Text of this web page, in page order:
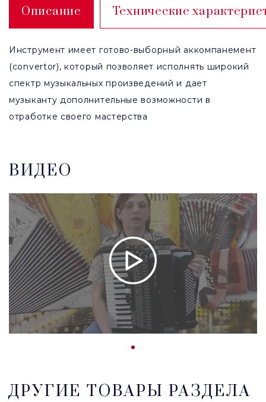
Описание Технические
Инструмент имеет готово-выборный аккомпанемент
(convertor), который позволяет исполнять широкий
спектр музыкальных произведений и дает
музыканту дополнительные возможности в
отработке своего мастерства
ВИДЕО
ДРУГИЕ ТОВАРЫ РАЗДЕЛА